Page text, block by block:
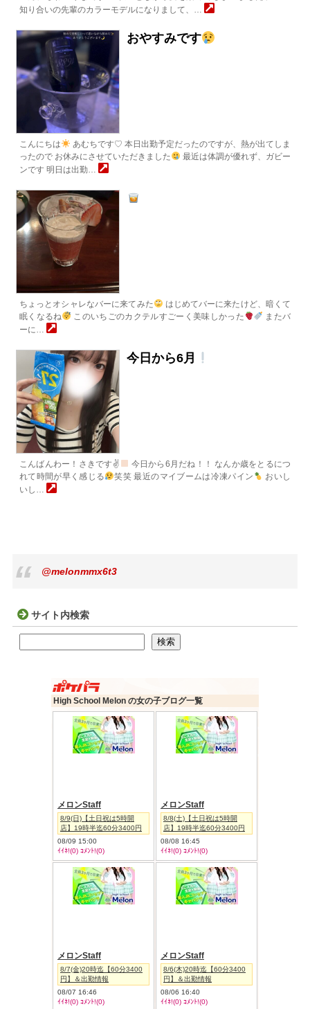
知り合いの先輩のカラーモデルになりまして、…
おやすみです
こんにちは
あむちです♡ 本日出勤予定だったのですが、熱が出てしま
ったので お休みにさせていただきました
最近は体調が優れず、ガビー
ンです 明日は出勤…
ちょっとオシャレなバーに来てみた
はじめてバーに来たけど、暗くて
眠くなるね
このいちごのカクテルすごーく美味しかった
またバ
ーに…
今日から6月
こんばんわー！さきです✌
今日から6月だね！！ なんか歳をとるにつ
れて時間が早く感じる
笑笑 最近のマイブームは冷凍パイン
おいし
いし…
@melonmmx6t3
サイト内検索
検索